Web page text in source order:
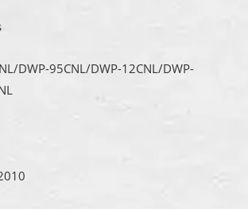
DWP-95CNL/DWP-12CNL/DWP-